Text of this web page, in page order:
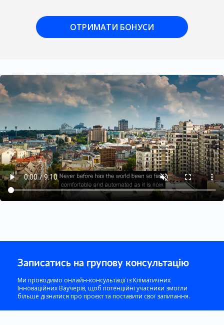
ОТРИМАТИ БОНУСИ
Записатись на групову консультацію
Ми проводимо онлайн-консультації із Кліматичних
Інноваційних Ваучерів, щоб потенційні учасники змогли
більше дізнатися про проєкт та поставити свої запитання.